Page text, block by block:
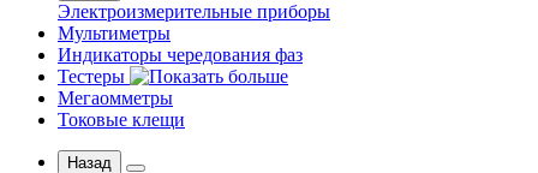
Электроизмерительные приборы
Мультиметры
Индикаторы чередования фаз
Тестеры
Мегаомметры
Токовые клещи
Назад